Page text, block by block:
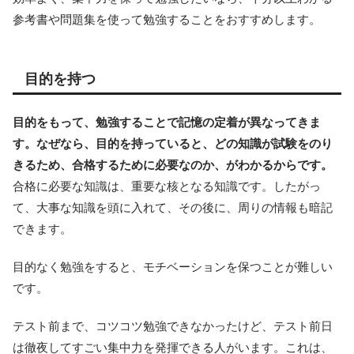
参考書や問題集を使って勉強することをおすすめします。
目的を持つ
目的をもって、勉強することで記憶の定着が異なってきま
す。なぜなら、目的を持っていると、どの知識が試験をのり
きるため、合格するために必要なのか、がわかるからです。
合格に必要な知識は、重要な核となる知識です。したがっ
て、大事な知識を頭に入れて、その後に、周りの情報も暗記
できます。
目的なく勉強をすると、モチベーションを保つことが難しい
です。
テスト前まで、コツコツ勉強できなかったけど、テスト前日
は徹夜してすごい集中力を発揮できる人がいます。これは、